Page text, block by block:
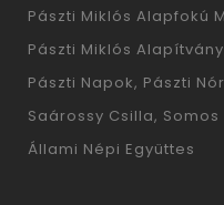
Pászti Miklós Alapfokú
Pászti Miklós Alapítvány
Pászti Napok Pászti
Saárossy Csilla
Állami Népi Együttes